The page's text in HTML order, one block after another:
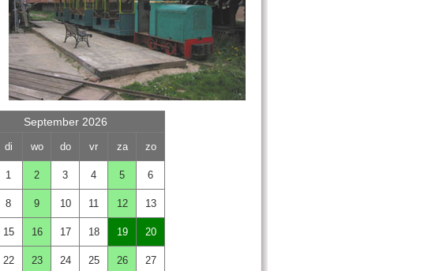
September 2026
di wo do vr za zo
1 2 3 4 5 6
8 9 10 11 12 13
15 16 17 18 19 20
22 23 24 25 26 27